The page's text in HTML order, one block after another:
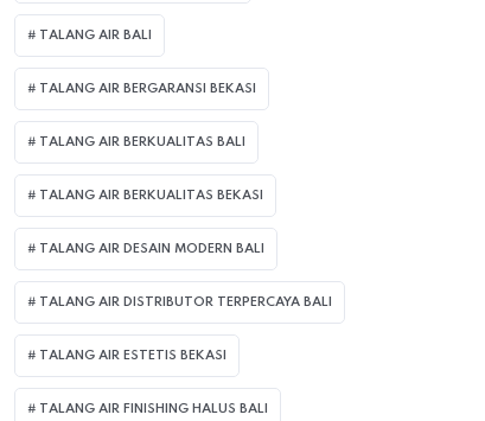
TALANG AIR BALI
TALANG AIR BERGARANSI BEKASI
TALANG AIR BERKUALITAS BALI
TALANG AIR BERKUALITAS BEKASI
TALANG AIR DESAIN MODERN BALI
TALANG AIR DISTRIBUTOR TERPERCAYA BALI
TALANG AIR ESTETIS BEKASI
TALANG AIR FINISHING HALUS BALI